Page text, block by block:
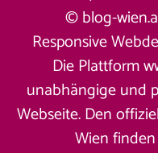
© blog-
Responsive
Die Plattform
unabhängige und
Webseite. Den
Wien